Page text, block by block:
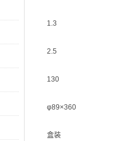
1.3
2.5
130
φ89×360
盒装